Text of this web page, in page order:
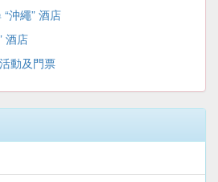
“沖繩” 酒店
酒店
動及門票